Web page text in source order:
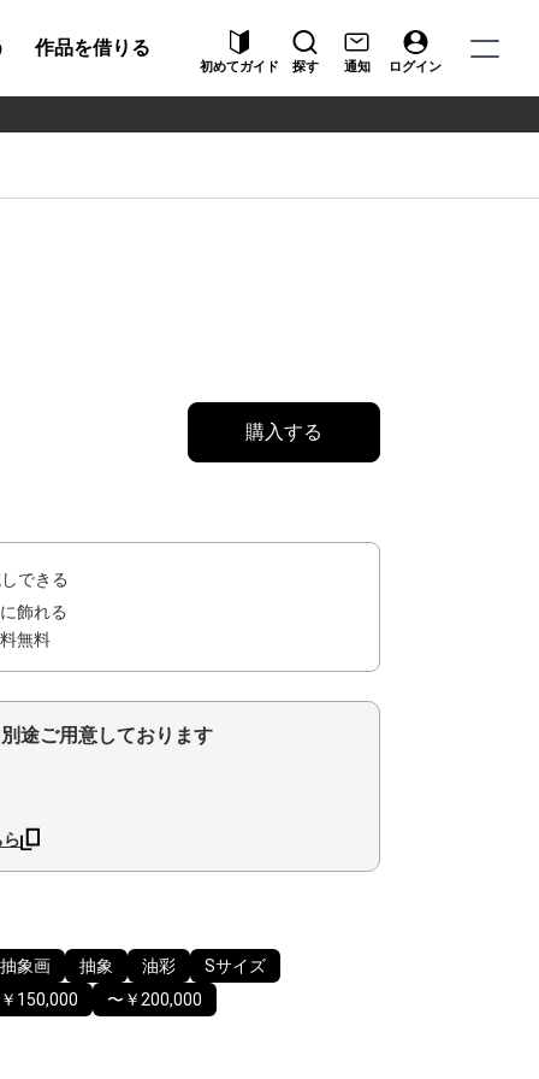
作品を借りる
初めてガイド 探す 通知 ログイン
購入する
できる
飾れる
無料
途ご用意しております
抽象画 抽象 油彩
Sサイズ
150,000
〜￥200,000